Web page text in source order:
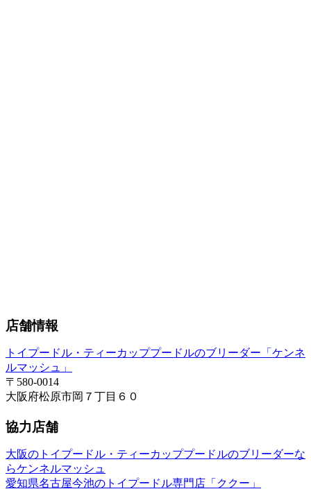
店舗情報
トイプードル・ティーカッププードルのブリーダー「ケンネ
ルマッシュ」
〒580-0014
大阪府松原市岡７丁目６０
協力店舗
大阪のトイプードル・ティーカッププードルのブリーダーな
らケンネルマッシュ
愛知県名古屋今池のトイプードル専門店「ククー」